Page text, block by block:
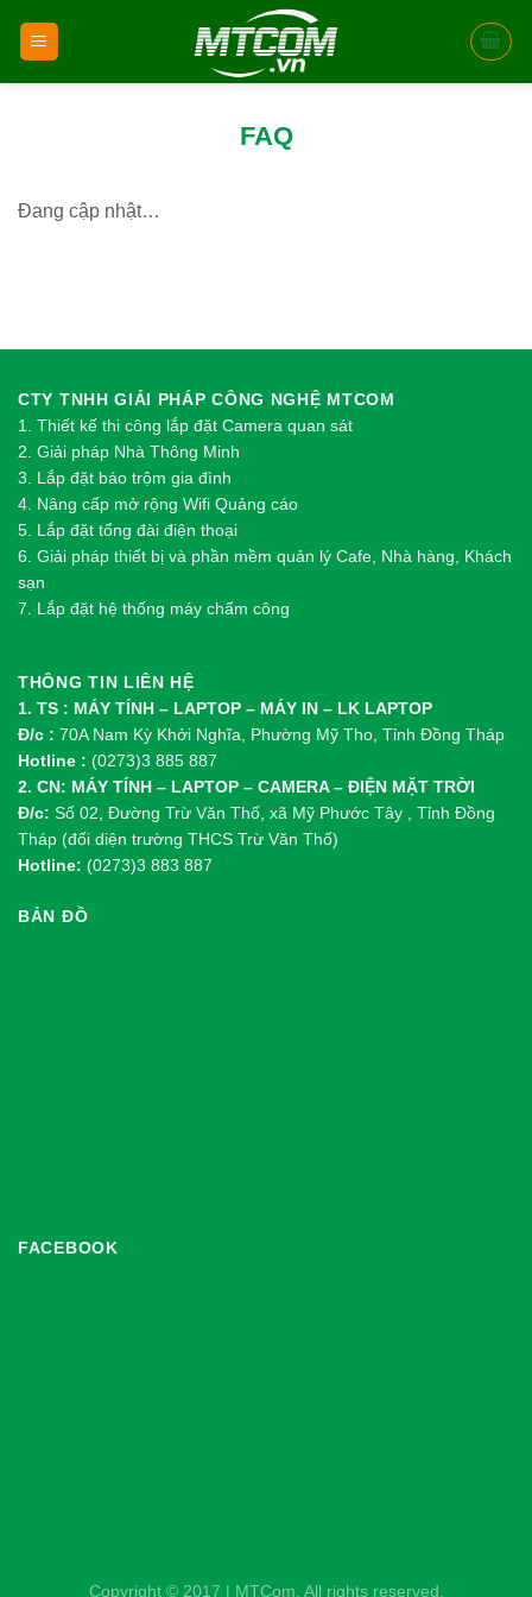
FAQ
Đang cập nhật…
CTY TNHH GIẢI PHÁP CÔNG NGHỆ MTCOM
1. Thiết kế thi công lắp đặt Camera quan sát
2. Giải pháp Nhà Thông Minh
3. Lắp đặt báo trộm gia đình
4. Nâng cấp mở rộng Wifi Quảng cáo
5. Lắp đặt tổng đài điện thoại
6. Giải pháp thiết bị và phần mềm quản lý Cafe, Nhà hàng, Khách
sạn
7. Lắp đặt hệ thống máy chấm công
THÔNG TIN LIÊN HỆ
1. TS : MÁY TÍNH – LAPTOP – MÁY IN – LK LAPTOP
Đ/c : 70A Nam Kỳ Khởi Nghĩa, Phường Mỹ Tho, Tỉnh Đồng Tháp
Hotline : (0273)3 885 887
2. CN: MÁY TÍNH – LAPTOP – CAMERA – ĐIỆN MẶT TRỜI
Đ/c: Số 02, Đường Trừ Văn Thố, xã Mỹ Phước Tây , Tỉnh Đồng
Tháp (đối diện trường THCS Trừ Văn Thố)
Hotline: (0273)3 883 887
BẢN ĐỒ
FACEBOOK
Copyright © 2017 | MTCom. All rights reserved.